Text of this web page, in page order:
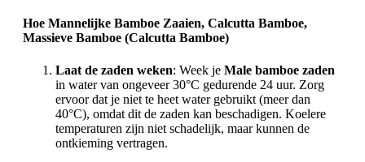
Hoe Mannelijke Bamboe Zaaien, Calcutta Bamboe,
Massieve Bamboe (Calcutta Bamboe)
Laat de zaden weken: Week je Male bamboe zaden
in water van ongeveer 30°C gedurende 24 uur. Zorg
ervoor dat je niet te heet water gebruikt (meer dan
40°C), omdat dit de zaden kan beschadigen. Koelere
temperaturen zijn niet schadelijk, maar kunnen de
ontkieming vertragen.